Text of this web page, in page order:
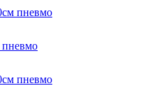
пневмо
пневмо